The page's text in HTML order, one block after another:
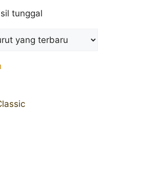
tunggal